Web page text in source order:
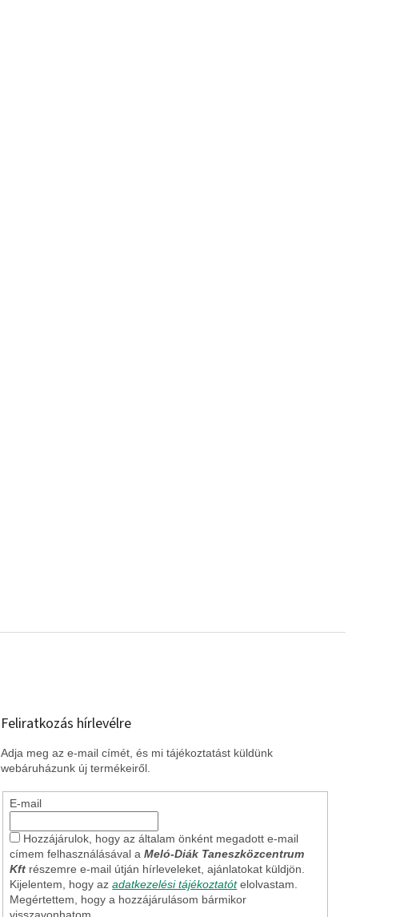
Feliratkozás hírlevélre
Adja meg az e-mail címét, és mi tájékoztatást küldünk
webáruházunk új termékeiről.
E-mail
Hozzájárulok, hogy az általam önként megadott e-mail
címem felhasználásával aMeló-Diák Taneszközcentrum
Kft részemre e-mail útján hírleveleket, ajánlatokat küldjön.
Kijelentem, hogy azadatkezelési tájékoztatót elolvastam.
Megértettem, hogy a hozzájárulásom bármikor